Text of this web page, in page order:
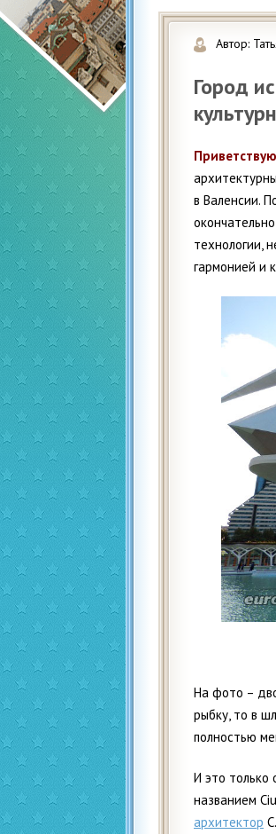
Автор:
Город
в Валенсии.
технологии,
гармонией и
На фото –
рыбку, то в
полностью
И это только
названием
архитектор